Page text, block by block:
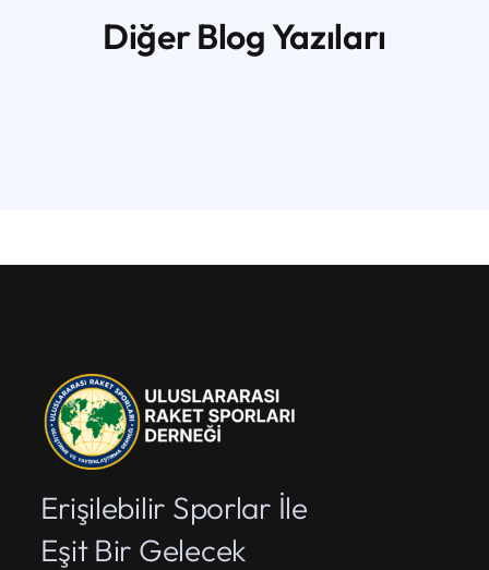
Diğer Blog Yazıları
Erişilebilir Sporlar İle
Eşit Bir Gelecek